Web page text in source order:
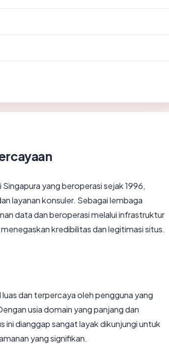
yang beroperasi sejak 1996,
layanan konsuler. Sebagai lembaga
data dan beroperasi melalui infrastruktur
kredibilitas dan legitimasi situs.
dan terpercaya oleh pengguna yang
usia domain yang panjang dan
dianggap sangat layak dikunjungi untuk
yang signifikan.